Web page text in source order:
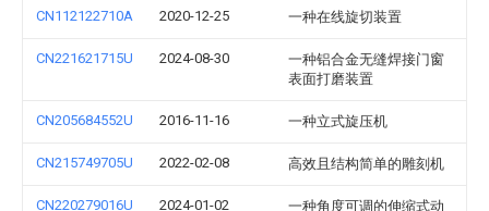
CN112122710A 2020-12-25 一种在线旋切装置
CN221621715U 2024-08-30
一种铝合金无缝焊接门窗
表面打磨装置
CN205684552U 2016-11-16 一种立式旋压机
CN215749705U 2022-02-08 高效且结构简单的雕刻机
CN220279016U 2024-01-02
一种角度可调的伸缩式动